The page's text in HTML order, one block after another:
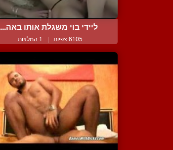
ליידי בוי משגלת אותו באה...
6105 צפיות | 1 המלצות